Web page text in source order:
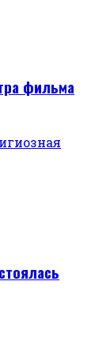
фильма